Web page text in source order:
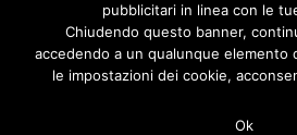
Vicolo Valguarnera, 10, 90133
pubblicitari in linea con le
Chiudendo questo banner,
accedendo a un qualunque elemento
le impostazioni dei cookie,
Ok